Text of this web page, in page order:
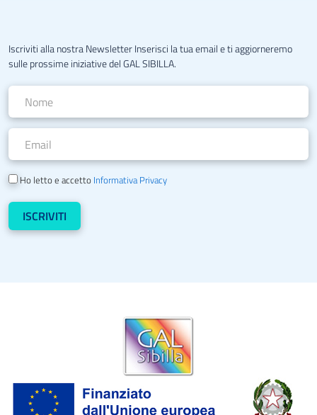
Iscriviti alla nostra Newsletter Inserisci la tua email e ti aggiorneremo
sulle prossime iniziative del GAL SIBILLA.
Ho letto e accetto Informativa Privacy